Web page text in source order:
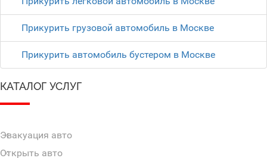
Прикурить грузовой автомобиль в Москве
Прикурить автомобиль бустером в Москве
КАТАЛОГ УСЛУГ
Эвакуация авто
Открыть авто